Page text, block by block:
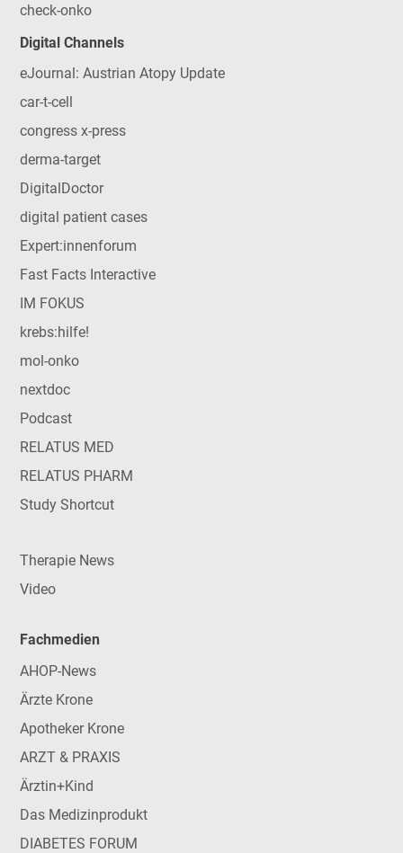
check-onko
Digital Channels
eJournal: Austrian Atopy Update
car-t-cell
congress x-press
derma-target
DigitalDoctor
digital patient cases
Expert:innenforum
Fast Facts Interactive
IM FOKUS
krebs:hilfe!
mol-onko
nextdoc
Podcast
RELATUS MED
RELATUS PHARM
Study Shortcut
Therapie News
Video
Fachmedien
AHOP-News
Ärzte Krone
Apotheker Krone
ARZT & PRAXIS
Ärztin+Kind
Das Medizinprodukt
DIABETES FORUM